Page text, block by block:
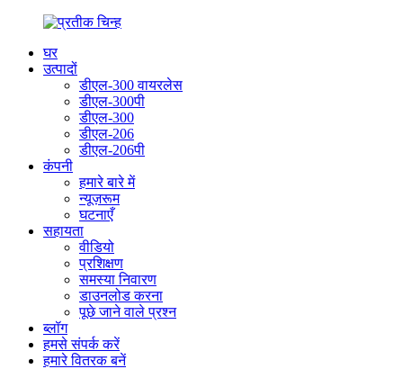
घर
उत्पादों
डीएल-300 वायरलेस
डीएल-300पी
डीएल-300
डीएल-206
डीएल-206पी
कंपनी
हमारे बारे में
न्यूज़रूम
घटनाएँ
सहायता
वीडियो
प्रशिक्षण
समस्या निवारण
डाउनलोड करना
पूछे जाने वाले प्रश्न
ब्लॉग
हमसे संपर्क करें
हमारे वितरक बनें